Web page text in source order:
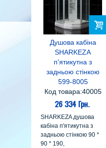
Душова кабіна
SHARKEZA
п'ятикутна з
задньою стінкою
599-8005
Код товара:40005
26 334 Грн.
SHARKEZA душова
кабіна п'ятикутна з
задньою стінкою 90 *
90 * 190,